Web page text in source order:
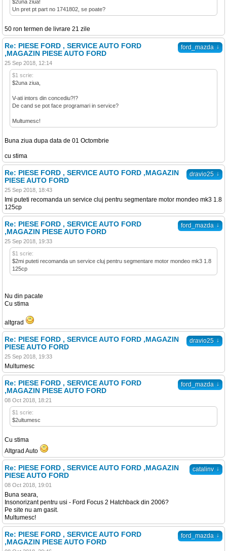
$2una ziua!
Un pret pt part no 1741802, se poate?
50 ron termen de livrare 21 zile
ford_mazda ↓
Re: PIESE FORD , SERVICE AUTO FORD
,MAGAZIN PIESE AUTO FORD
25 Sep 2018, 12:14
$1 scrie:
$2una ziua,
V-ati intors din concediu?!?
De cand se pot face programari in service?
Multumesc!
Buna ziua dupa data de 01 Octombrie
cu stima
dravio25 ↓
Re: PIESE FORD , SERVICE AUTO FORD ,MAGAZIN
PIESE AUTO FORD
25 Sep 2018, 18:43
Imi puteti recomanda un service cluj pentru segmentare motor mondeo mk3 1.8
125cp
ford_mazda ↓
Re: PIESE FORD , SERVICE AUTO FORD
,MAGAZIN PIESE AUTO FORD
25 Sep 2018, 19:33
$1 scrie:
$2mi puteti recomanda un service cluj pentru segmentare motor mondeo mk3 1.8
125cp
Nu din pacate
Cu stima
altgrad
dravio25 ↓
Re: PIESE FORD , SERVICE AUTO FORD ,MAGAZIN
PIESE AUTO FORD
25 Sep 2018, 19:33
Multumesc
ford_mazda ↓
Re: PIESE FORD , SERVICE AUTO FORD
,MAGAZIN PIESE AUTO FORD
08 Oct 2018, 18:21
$1 scrie:
$2ultumesc
Cu stima
Altgrad Auto
catalinv ↓
Re: PIESE FORD , SERVICE AUTO FORD ,MAGAZIN
PIESE AUTO FORD
08 Oct 2018, 19:01
Buna seara,
Insonorizant pentru usi - Ford Focus 2 Hatchback din 2006?
Pe site nu am gasit.
Multumesc!
ford_mazda ↓
Re: PIESE FORD , SERVICE AUTO FORD
,MAGAZIN PIESE AUTO FORD